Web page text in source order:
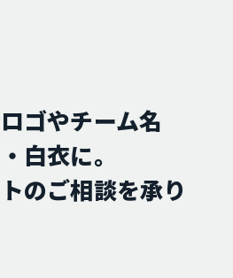
ゴやチーム名
白衣に。
のご相談を承り